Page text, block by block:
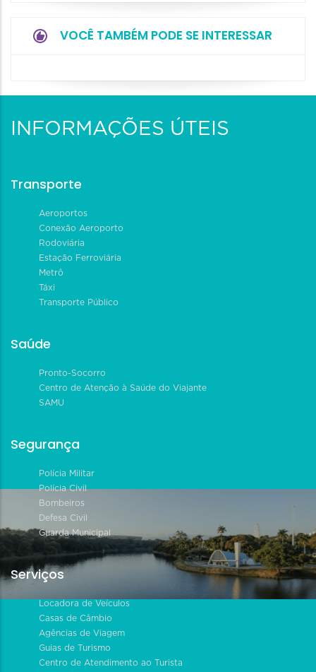
VOCÊ TAMBÉM PODE SE INTERESSAR
INFORMAÇÕES ÚTEIS
Transporte
Aeroportos
Conexão Aeroporto
Rodoviária
Estação Ferroviária
Metrô
Táxi
Transporte Público
Saúde
Pronto-Socorro
Centro de Atenção à Saúde do Viajante
SAMU
Segurança
Polícia Militar
Polícia Civil
Bombeiros
Defesa Civil
Guarda Municipal
Serviços
Locadora de Veículos
Casas de Câmbio
Agências de Viagem
Guias de Turismo
Centro de Atendimento ao Turista